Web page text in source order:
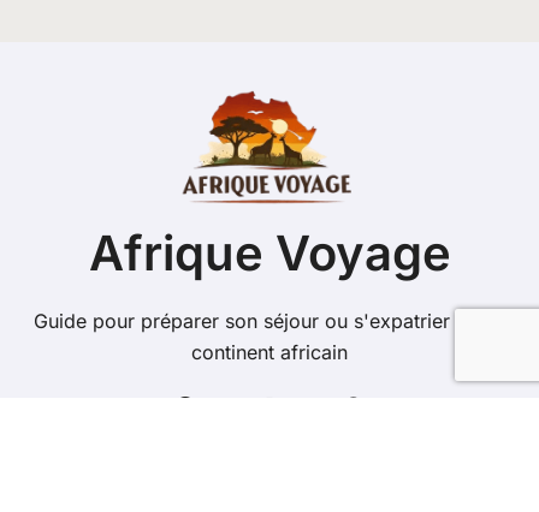
Afrique Voyage
Guide pour préparer son séjour ou s'expatrier sur le
continent africain